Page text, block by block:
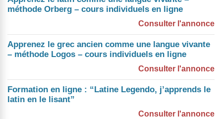
méthode Orberg – cours individuels en ligne
Consulter l'annonce
Apprenez le grec ancien comme une langue vivante
– méthode Logos – cours individuels en ligne
Consulter l'annonce
Formation en ligne : “Latine Legendo, j’apprends le
latin en le lisant”
Consulter l'annonce